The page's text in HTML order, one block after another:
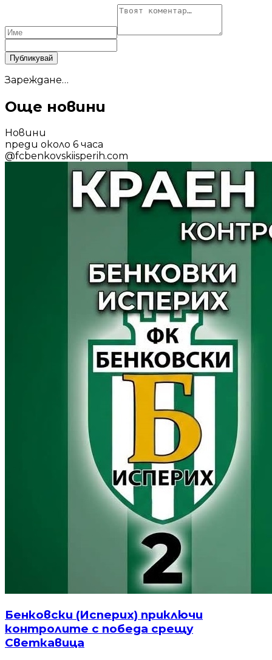
Публикувай
Зареждане…
Още новини
Новини
преди около 6 часа
@fcbenkovskiisperih.com
Бенковски (Исперих) приключи
контролите с победа срещу
Светкавица